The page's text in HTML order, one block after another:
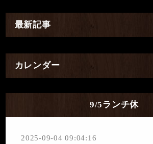
最新記事
カレンダー
9/5ランチ休
2025-09-04 09:04:16